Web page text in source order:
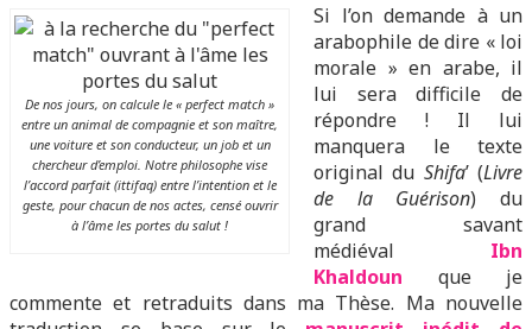
De nos jours, on calcule le « perfect match »
entre un animal de compagnie et son maître,
une voiture et son conducteur, un job et un
chercheur d’emploi. Notre philosophe vise
l’accord parfait (ittifaq) entre l’intention et le
geste, pour chacun de nos actes, censé ouvrir
à l’âme les portes du salut !
Si l’on demande à un
arabophile de dire « loi
morale » en arabe, il
lui sera difficile de
répondre ! Il lui
manquera le texte
original du Shifa’ (Livre
de la Guérison) du
grand savant
médiéval Ibn
Khaldoun que je
commente et retraduits dans ma Thèse. Ma nouvelle